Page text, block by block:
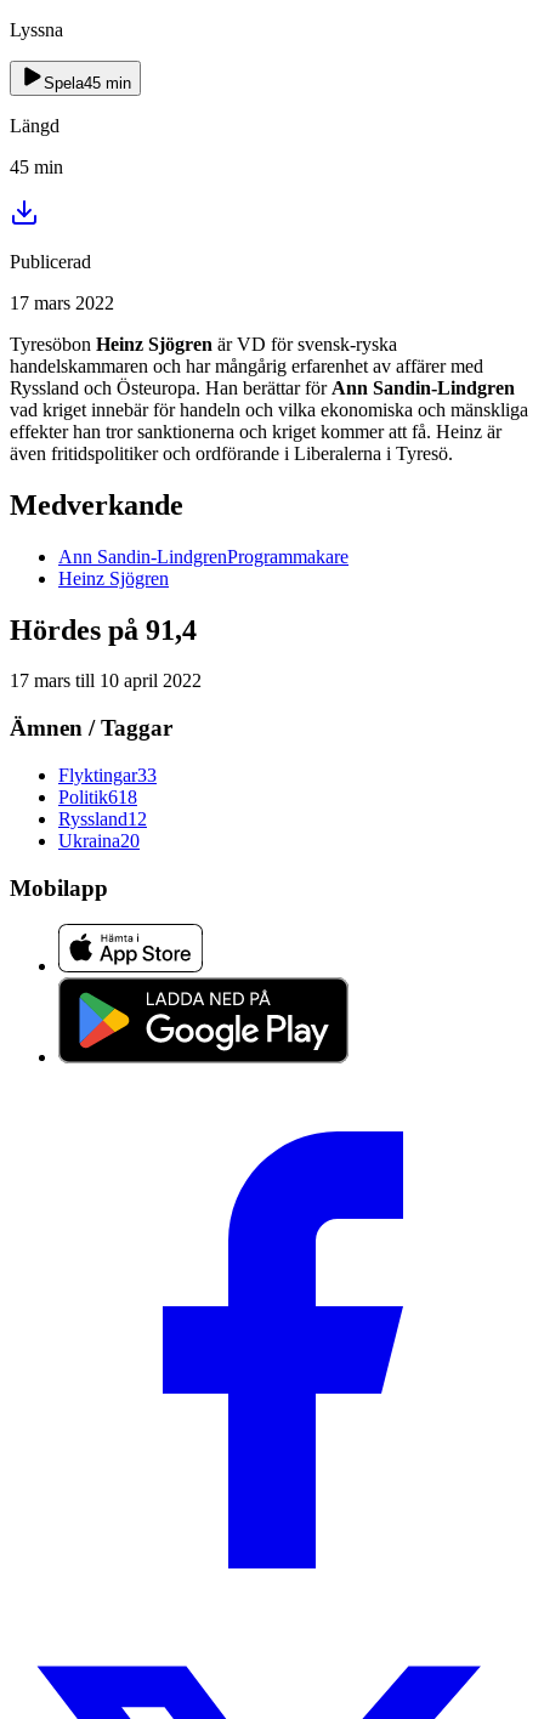
Lyssna
Spela45 min
Längd
45 min
Publicerad
17 mars 2022
Tyresöbon Heinz Sjögren är VD för svensk-ryska
handelskammaren och har mångårig erfarenhet av affärer med
Ryssland och Östeuropa. Han berättar för Ann Sandin-Lindgren
vad kriget innebär för handeln och vilka ekonomiska och mänskliga
effekter han tror sanktionerna och kriget kommer att få. Heinz är
även fritidspolitiker och ordförande i Liberalerna i Tyresö.
Medverkande
Ann Sandin-LindgrenProgrammakare
Heinz Sjögren
Hördes på 91,4
17 mars till 10 april 2022
Ämnen / Taggar
Flyktingar33
Politik618
Ryssland12
Ukraina20
Mobilapp